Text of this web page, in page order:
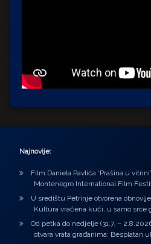
Najnovije:
Film Daniela Pavlića ‘Prašina u
Montenegro International Film
U središtu Petrinje otvorena
Kultura vraćena kući, u samo srce
Od petka do nedjelje (31.7. –
otvara vrata građanima: Besplatan